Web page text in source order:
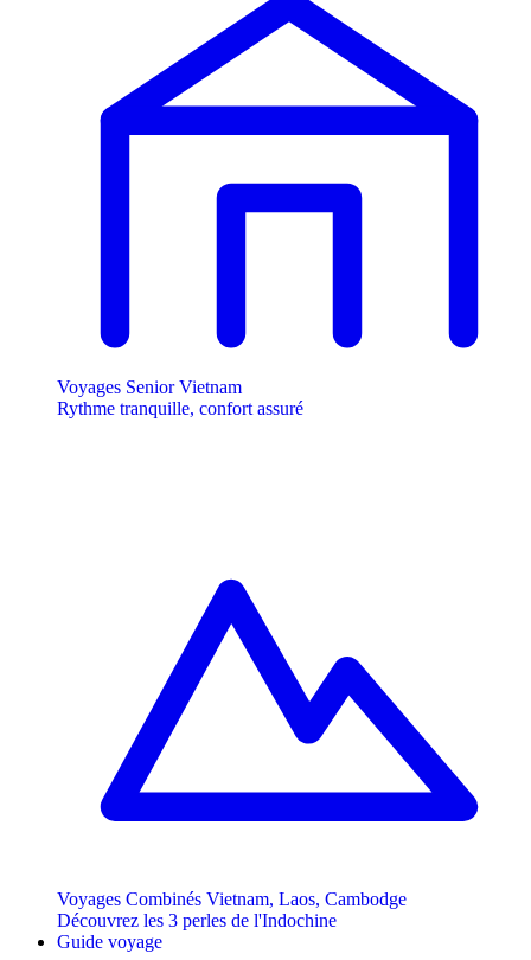
Voyages Senior Vietnam
Rythme tranquille, confort assuré
Voyages Combinés Vietnam, Laos, Cambodge
Découvrez les 3 perles de l'Indochine
Guide voyage